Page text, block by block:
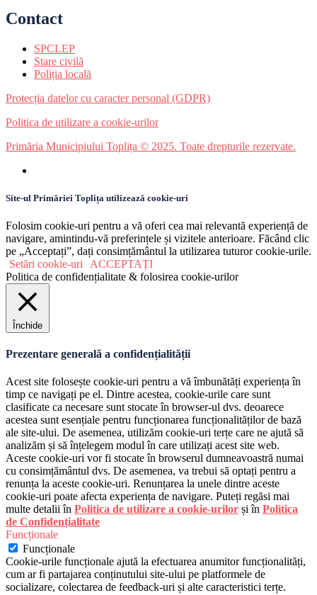
Contact
SPCLEP
Stare civilă
Poliția locală
Protecția datelor cu caracter personal (GDPR)
Politica de utilizare a cookie-urilor
Primăria Municipiului Toplița © 2025. Toate drepturile rezervate.
Site-ul Primăriei Toplița utilizează cookie-uri
Folosim cookie-uri pentru a vă oferi cea mai relevantă experiență de
navigare, amintindu-vă preferințele și vizitele anterioare. Făcând clic
pe „Acceptați”, dați consimțământul la utilizarea tuturor cookie-urile.
Setări cookie-uri
ACCEPTAȚI
Politica de confidențialitate & folosirea cookie-urilor
Închide
Prezentare generală a confidențialității
Acest site folosește cookie-uri pentru a vă îmbunătăți experiența în
timp ce navigați pe el. Dintre acestea, cookie-urile care sunt
clasificate ca necesare sunt stocate în browser-ul dvs. deoarece
acestea sunt esențiale pentru funcționarea funcționalităților de bază
ale site-ului. De asemenea, utilizăm cookie-uri terțe care ne ajută să
analizăm și să înțelegem modul în care utilizați acest site web.
Aceste cookie-uri vor fi stocate în browserul dumneavoastră numai
cu consimțământul dvs. De asemenea, va trebui să optați pentru a
renunța la aceste cookie-uri. Renunțarea la unele dintre aceste
cookie-uri poate afecta experiența de navigare. Puteți regăsi mai
multe detalii în Politica de utilizare a cookie-urilor și în Politica
de Confidențialitate
Funcționale
Funcționale
Cookie-urile funcționale ajută la efectuarea anumitor funcționalități,
cum ar fi partajarea conținutului site-ului pe platformele de
socializare, colectarea de feedback-uri și alte caracteristici terțe.